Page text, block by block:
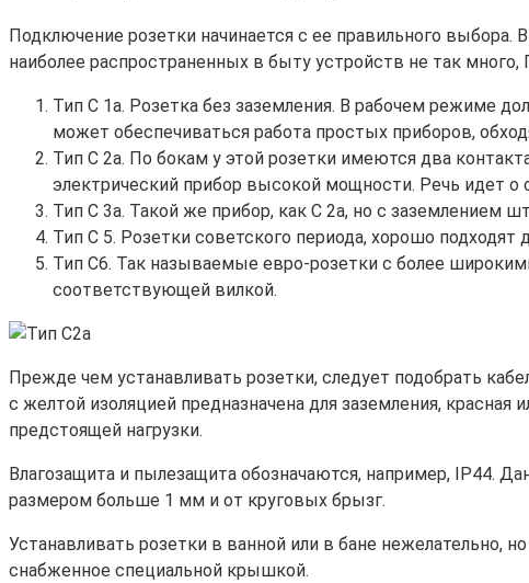
Подключение розетки начинается с ее правильного выбора.
наиболее распространенных в быту устройств не так
Тип С 1а. Розетка без заземления. В рабочем режиме
может обеспечиваться работа простых приборов,
Тип С 2а. По бокам у этой розетки имеются два
электрический прибор высокой мощности. Речь идет о
Тип С 3а. Такой же прибор, как С 2а, но с заземлением
Тип С 5. Розетки советского периода, хорошо
Тип С6. Так называемые евро-розетки с более
соответствующей вилкой.
Прежде чем устанавливать розетки, следует подобрать
с желтой изоляцией предназначена для заземления,
предстоящей нагрузки.
Влагозащита и пылезащита обозначаются, например, IP44.
размером больше 1 мм и от круговых брызг.
Устанавливать розетки в ванной или в бане нежелательно,
снабженное специальной крышкой.